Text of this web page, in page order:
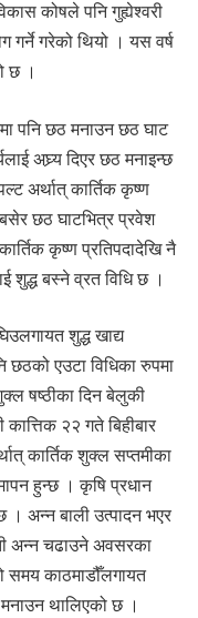
कोषले पनि गुह्येश्वरी
गर्ने गरेको थियो । यस वर्ष
छ ।
पनि छठ मनाउन छठ घाट
अघ्र्य दिएर छठ मनाइन्छ
अर्थात् कार्तिक कृष्ण
छठ घाटभित्र प्रवेश
कृष्ण प्रतिपदादेखि नै
शुद्ध बस्ने व्रत विधि छ ।
शुद्ध खाद्य
छठको एउटा विधिका रुपमा
षष्ठीका दिन बेलुकी
२२ गते बिहीबार
कार्तिक शुक्ल सप्तमीका
हुन्छ । कृषि प्रधान
। अन्न बाली उत्पादन भएर
अन्न चढाउने अवसरका
समय काठमाडौँलगायत
थालिएको छ ।